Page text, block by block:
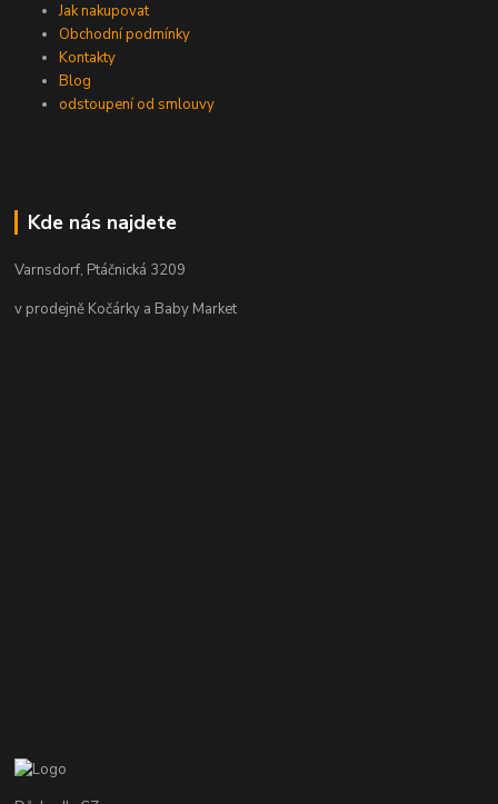
Jak nakupovat
Obchodní podmínky
Kontakty
Blog
odstoupení od smlouvy
Kde nás najdete
Varnsdorf, Ptáčnická 3209
v prodejně Kočárky a Baby Market